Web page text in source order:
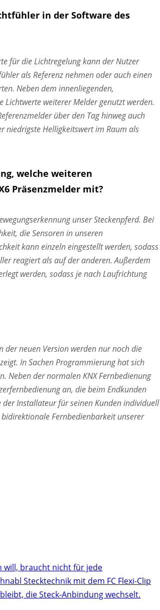
in der Software des
für die Lichtregelung kann der Nutzer
als Referenz nehmen oder auch einen
Neben dem innenliegenden,
weiterer Melder genutzt werden.
über den Tag hinweg auch
niedrigste Helligkeitswert im Raum als
welche weiteren
Präsenzmelder mit?
unser Steckenpferd. Bei
die Sensoren in unseren
kann einzeln eingestellt werden, sodass
reagiert als auf der anderen. Außerdem
werden, sodass je nach Laufrichtung
neuen Version werden nur noch die
In Sachen Programmierung hat sich
Neben der normalen KNX Fernbedienung
an, die beim Endkunden
Installateur für seinen Kunden individuell
Fernbedienbarkeit unserer
will, braucht nicht für jede
Stecktechnik mit dem FC Flexi-Clip
die Steck-Anbindung wechselt.